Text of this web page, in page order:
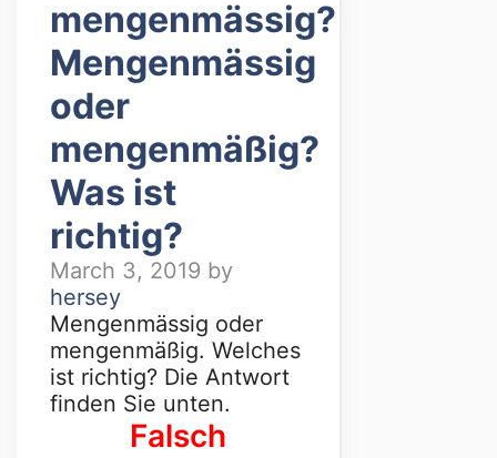
mengenmässig?
Mengenmässig
oder
mengenmäßig?
Was ist
richtig?
March 3, 2019 by
hersey
Mengenmässig oder
mengenmäßig. Welches
ist richtig? Die Antwort
finden Sie unten.
Falsch